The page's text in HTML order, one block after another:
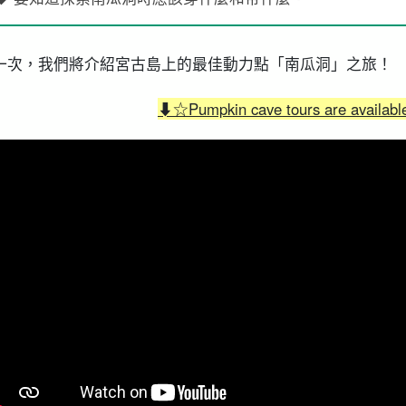
次，我們將介紹宮古島上的最佳動力點「南瓜洞」之旅！
⬇︎☆Pumpkin cave tours are